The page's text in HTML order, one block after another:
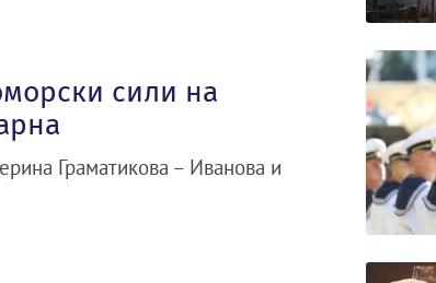
сили на
Граматикова – Иванова и